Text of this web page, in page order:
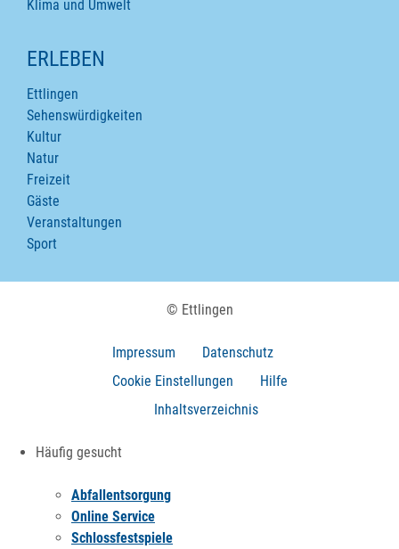
Klima und Umwelt
ERLEBEN
Ettlingen
Sehenswürdigkeiten
Kultur
Natur
Freizeit
Gäste
Veranstaltungen
Sport
© Ettlingen
Impressum
Datenschutz
Cookie Einstellungen
Hilfe
Inhaltsverzeichnis
Häufig gesucht
Abfallentsorgung
Online Service
Schlossfestspiele